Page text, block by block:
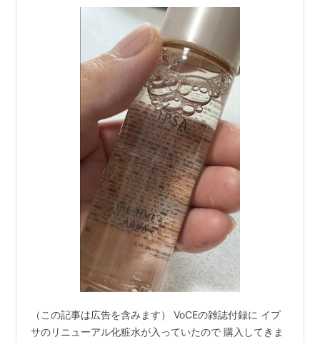
（この記事は広告を含みます） VoCEの雑誌付録に イプ
サのリニューアル化粧水が入っていたので 購入してきま